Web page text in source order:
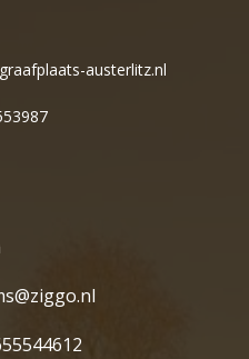
austerlitz.nl